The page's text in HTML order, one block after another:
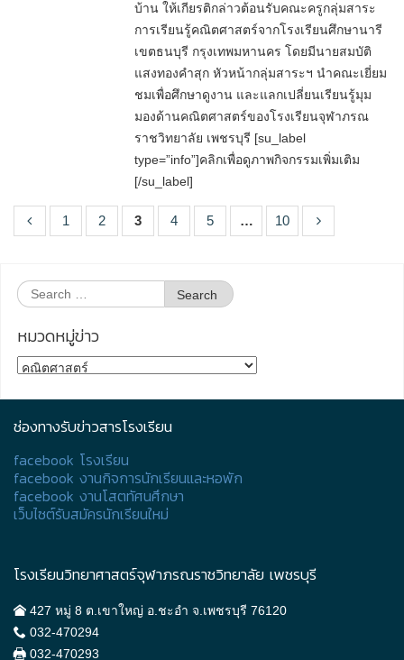
บ้าน ให้เกียรติกล่าวต้อนรับคณะครูกลุ่มสาระ
การเรียนรู้คณิตศาสตร์จากโรงเรียนศึกษานารี
เขตธนบุรี กรุงเทพมหานคร โดยมีนายสมบัติ
แสงทองคำสุก หัวหน้ากลุ่มสาระฯ นำคณะเยี่ยม
ชมเพื่อศึกษาดูงาน และแลกเปลี่ยนเรียนรู้มุม
มองด้านคณิตศาสตร์ของโรงเรียนจุฬาภรณ
ราชวิทยาลัย เพชรบุรี [su_label
type=”info”]คลิกเพื่อดูภาพกิจกรรมเพิ่มเติม
[/su_label]
1 2 3 4 5 … 10
Search
for:
หมวดหมู่ข่าว
หมวด
ช่องทางรับข่าวสารโรงเรียน
facebook โรงเรียน
facebook งานกิจการนักเรียนและหอพัก
facebook งานโสตทัศนศึกษา
เว็บไซต์รับสมัครนักเรียนใหม่
โรงเรียนวิทยาศาสตร์จุฬาภรณราชวิทยาลัย เพชรบุรี
427 หมู่ 8 ต.เขาใหญ่ อ.ชะอำ จ.เพชรบุรี 76120
032-470294
032-470293